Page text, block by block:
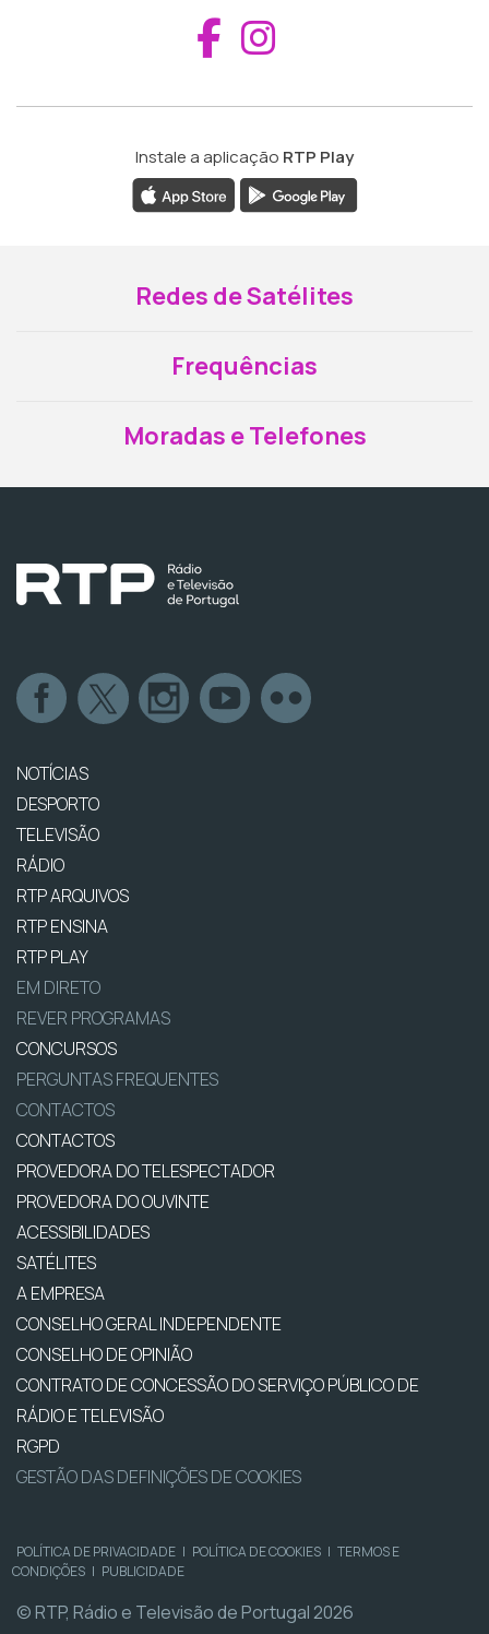
Aceder ao
Instale a aplicação RTP Play
Redes de Satélites
Frequências
Moradas e Telefones
NOTÍCIAS
DESPORTO
TELEVISÃO
RÁDIO
RTP ARQUIVOS
RTP ENSINA
RTP PLAY
EM DIRETO
REVER PROGRAMAS
CONCURSOS
PERGUNTAS FREQUENTES
CONTACTOS
CONTACTOS
PROVEDORA DO TELESPECTADOR
PROVEDORA DO OUVINTE
ACESSIBILIDADES
SATÉLITES
A EMPRESA
CONSELHO GERAL INDEPENDENTE
CONSELHO DE OPINIÃO
CONTRATO DE CONCESSÃO DO SERVIÇO PÚBLICO DE
RÁDIO E TELEVISÃO
RGPD
GESTÃO DAS DEFINIÇÕES DE COOKIES
POLÍTICA DE PRIVACIDADE | POLÍTICA DE COOKIES | TERMOS E
CONDIÇÕES | PUBLICIDADE
© RTP, Rádio e Televisão de Portugal 2026